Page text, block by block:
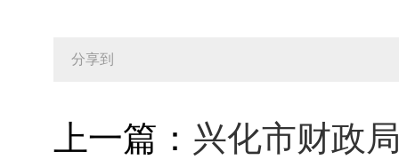
分享到
上一篇： 兴化市财政